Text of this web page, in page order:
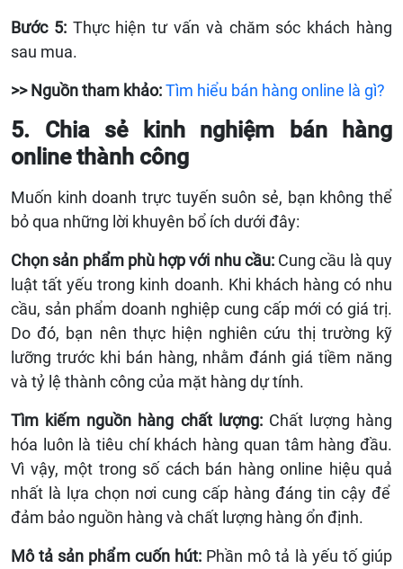
Bước 5: Thực hiện tư vấn và chăm sóc khách hàng
sau mua.
>> Nguồn tham khảo:Tìm hiểu bán hàng online là gì?
5. Chia sẻ kinh nghiệm bán hàng
online thành công
Muốn kinh doanh trực tuyến suôn sẻ, bạn không thể
bỏ qua những lời khuyên bổ ích dưới đây:
Chọn sản phẩm phù hợp với nhu cầu: Cung cầu là quy
luật tất yếu trong kinh doanh. Khi khách hàng có nhu
cầu, sản phẩm doanh nghiệp cung cấp mới có giá trị.
Do đó, bạn nên thực hiện nghiên cứu thị trường kỹ
lưỡng trước khi bán hàng, nhằm đánh giá tiềm năng
và tỷ lệ thành công của mặt hàng dự tính.
Tìm kiếm nguồn hàng chất lượng:Chất lượng hàng
hóa luôn là tiêu chí khách hàng quan tâm hàng đầu.
Vì vậy, một trong số cách bán hàng online hiệu quả
nhất là lựa chọn nơi cung cấp hàng đáng tin cậy để
đảm bảo nguồn hàng và chất lượng hàng ổn định.
Mô tả sản phẩm cuốn hút:Phần mô tả là yếu tố giúp